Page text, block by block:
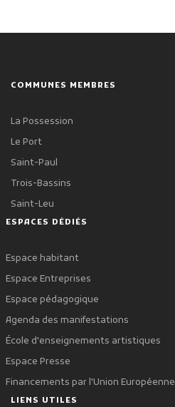
COMMUNES MEMBRES
La Possession
Le Port
Saint-Paul
Trois-Bassins
Saint-Leu
ESPACES DÉDIÉS
Espace habitant
Espace Entreprises
Espace pédagogique
Agenda des manifestations
École d'enseignements artistiques
Espace Presse
Financements par l'Union Européenne
LIENS UTILES